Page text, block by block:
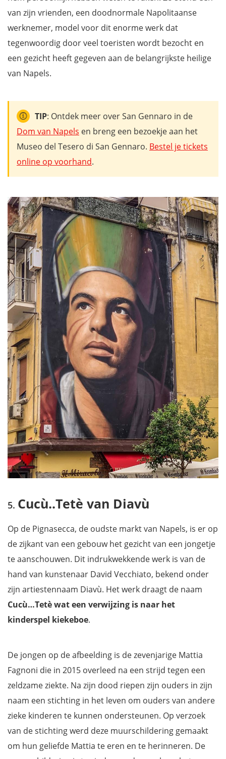
van zijn vrienden, een doodnormale Napolitaanse
werknemer, model voor dit enorme werk dat
tegenwoordig door veel toeristen wordt bezocht en
een gezicht heeft gegeven aan de belangrijkste heilige
van Napels.
TIP: Ontdek meer over San Gennaro in de
Dom van Napels en breng een bezoekje aan het
Museo del Tesero di San Gennaro. Bestel je tickets
online op voorhand.
Cucù..Tetè van Diavù
Op de Pignasecca, de oudste markt van Napels, is er op
de zijkant van een gebouw het gezicht van een jongetje
te aanschouwen. Dit indrukwekkende werk is van de
hand van kunstenaar David Vecchiato, bekend onder
zijn artiestennaam Diavù. Het werk draagt de naam
Cucù…Tetè wat een verwijzing is naar het
kinderspel kiekeboe.
De jongen op de afbeelding is de zevenjarige Mattia
Fagnoni die in 2015 overleed na een strijd tegen een
zeldzame ziekte. Na zijn dood riepen zijn ouders in zijn
naam een stichting in het leven om ouders van andere
zieke kinderen te kunnen ondersteunen. Op verzoek
van de stichting werd deze muurschildering gemaakt
om hun geliefde Mattia te eren en te herinneren. De